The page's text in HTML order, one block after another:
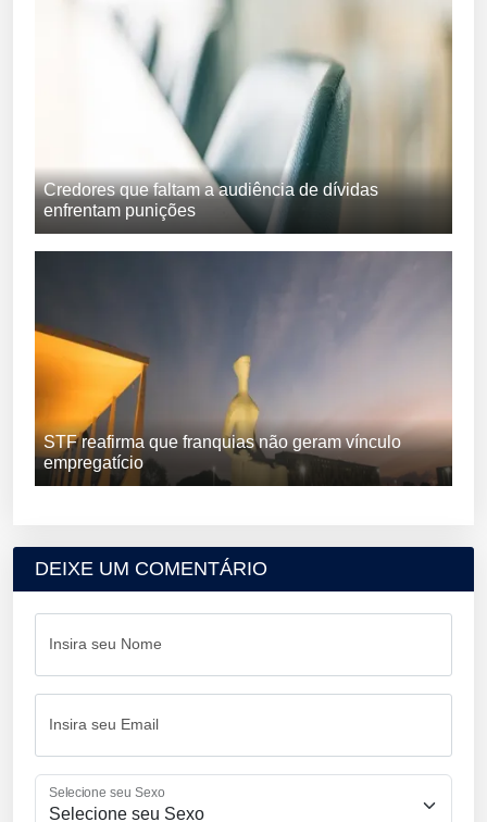
Credores que faltam a audiência de dívidas
enfrentam punições
STF reafirma que franquias não geram vínculo
empregatício
DEIXE UM COMENTÁRIO
Insira seu Nome
Insira seu Email
Selecione seu Sexo